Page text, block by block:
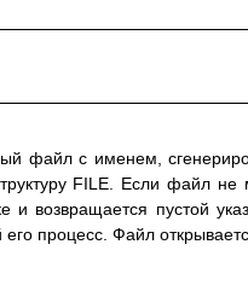
файл с именем,
FILE. Если файл не
возвращается пустой
процесс. Файл